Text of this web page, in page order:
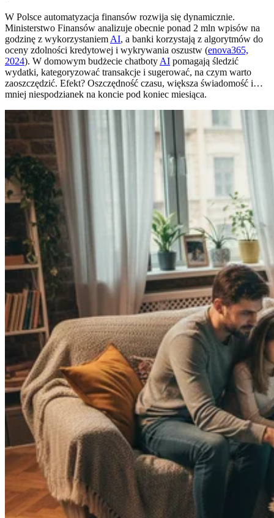
W Polsce automatyzacja finansów rozwija się dynamicznie.
Ministerstwo Finansów analizuje obecnie ponad 2 mln wpisów na
godzinę z wykorzystaniem AI, a banki korzystają z algorytmów do
oceny zdolności kredytowej i wykrywania oszustw (enova365,
2024). W domowym budżecie chatboty AI pomagają śledzić
wydatki, kategoryzować transakcje i sugerować, na czym warto
zaoszczędzić. Efekt? Oszczędność czasu, większa świadomość i…
mniej niespodzianek na koncie pod koniec miesiąca.